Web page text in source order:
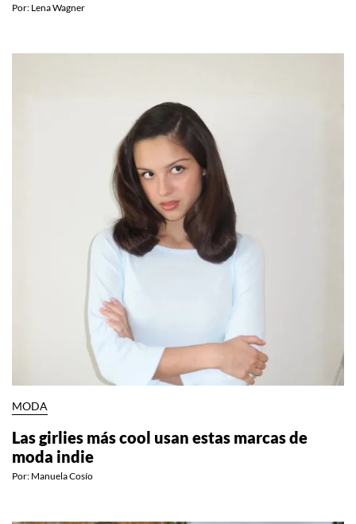
Por: Lena Wagner
MODA
Las girlies más cool usan estas marcas de
moda indie
Por: Manuela Cosío